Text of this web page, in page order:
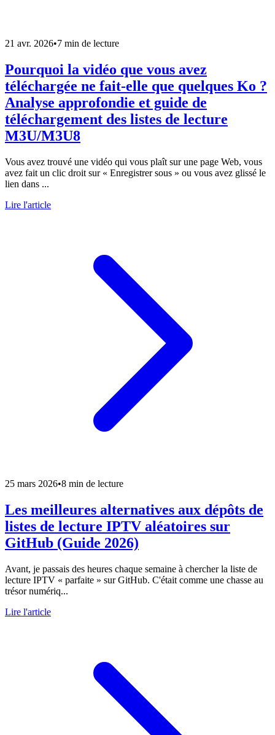
21 avr. 2026•7 min de lecture
Pourquoi la vidéo que vous avez
téléchargée ne fait-elle que quelques Ko ?
Analyse approfondie et guide de
téléchargement des listes de lecture
M3U/M3U8
Vous avez trouvé une vidéo qui vous plaît sur une page Web, vous
avez fait un clic droit sur « Enregistrer sous » ou vous avez glissé le
lien dans ...
Lire l'article
25 mars 2026•8 min de lecture
Les meilleures alternatives aux dépôts de
listes de lecture IPTV aléatoires sur
GitHub (Guide 2026)
Avant, je passais des heures chaque semaine à chercher la liste de
lecture IPTV « parfaite » sur GitHub. C'était comme une chasse au
trésor numériq...
Lire l'article